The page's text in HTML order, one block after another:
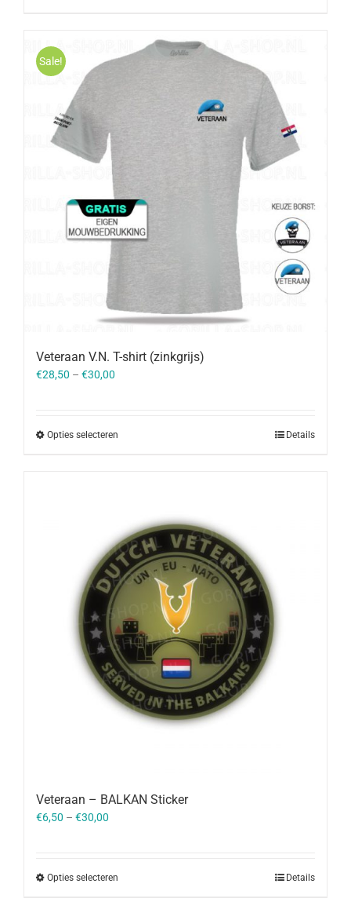
Sale!
Veteraan V.N. T-shirt (zinkgrijs)
€28,50 – €30,00
Opties selecteren Details
Veteraan – BALKAN Sticker
€6,50 – €30,00
Opties selecteren Details